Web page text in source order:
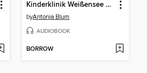
Kinderklinik Weißensee – Jahre der Hoffnung (Die Kinderärztin 2)
byAntonia Blum
AUDIOBOOK
BORROW